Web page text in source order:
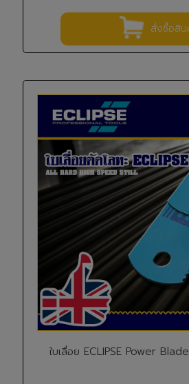
สั่งซื้อสิน
ใบเลื่อย ECLIPSE Power